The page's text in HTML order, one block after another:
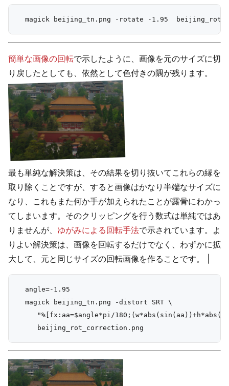
簡単な画像の回転で示したように、画像を元のサイズに切
り戻したとしても、依然として色付きの隅が残ります。
最も単純な解決策は、その結果を切り抜いてこれらの縁を
取り除くことですが、すると画像はかなり半端なサイズに
なり、これもまた何か手が加えられたことが露骨にわかっ
てしまいます。そのクリッピングを行う数式は単純ではあ
りませんが、 ゆがみによる回転手法で示されています。よ
りよい解決策は、画像を回転するだけでなく、わずかに拡
大して、元と同じサイズの回転画像を作ることです。 |
  angle=-1.95
  magick beijing_tn.png -distort SRT \
"%[fx:aa=$angle*pi/